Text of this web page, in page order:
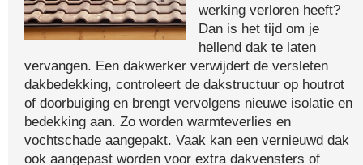
werking verloren heeft?
Dan is het tijd om je
hellend dak te laten
vervangen. Een dakwerker verwijdert de versleten
dakbedekking, controleert de dakstructuur op houtrot
of doorbuiging en brengt vervolgens nieuwe isolatie en
bedekking aan. Zo worden warmteverlies en
vochtschade aangepakt. Vaak kan een vernieuwd dak
ook aangepast worden voor extra dakvensters of